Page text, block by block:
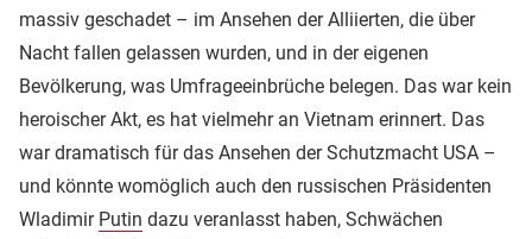
massiv geschadet – im Ansehen der Alliierten, die über
Nacht fallen gelassen wurden, und in der eigenen
Bevölkerung, was Umfrageeinbrüche belegen. Das war kein
heroischer Akt, es hat vielmehr an Vietnam erinnert. Das
war dramatisch für das Ansehen der Schutzmacht USA –
und könnte womöglich auch den russischen Präsidenten
Wladimir Putin dazu veranlasst haben, Schwächen